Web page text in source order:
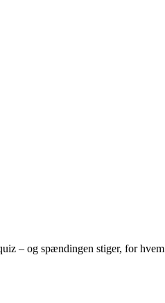
– og spændingen stiger, for